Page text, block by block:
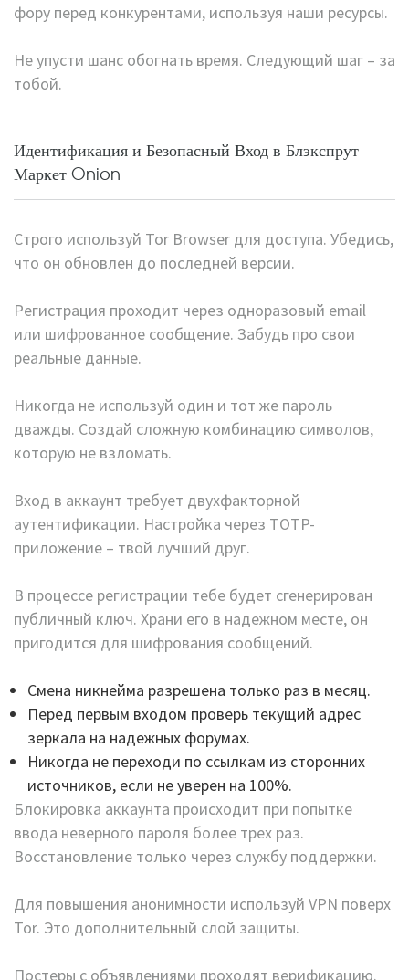
фору перед конкурентами, используя наши ресурсы.
Не упусти шанс обогнать время. Следующий шаг – за
тобой.
Идентификация и Безопасный Вход в Блэкспрут
Маркет Onion
Строго используй Tor Browser для доступа. Убедись,
что он обновлен до последней версии.
Регистрация проходит через одноразовый email
или шифрованное сообщение. Забудь про свои
реальные данные.
Никогда не используй один и тот же пароль
дважды. Создай сложную комбинацию символов,
которую не взломать.
Вход в аккаунт требует двухфакторной
аутентификации. Настройка через TOTP-
приложение – твой лучший друг.
В процессе регистрации тебе будет сгенерирован
публичный ключ. Храни его в надежном месте, он
пригодится для шифрования сообщений.
Смена никнейма разрешена только раз в месяц.
Перед первым входом проверь текущий адрес
зеркала на надежных форумах.
Никогда не переходи по ссылкам из сторонних
источников, если не уверен на 100%.
Блокировка аккаунта происходит при попытке
ввода неверного пароля более трех раз.
Восстановление только через службу поддержки.
Для повышения анонимности используй VPN поверх
Tor. Это дополнительный слой защиты.
Постеры с объявлениями проходят верификацию.